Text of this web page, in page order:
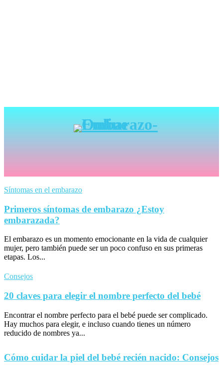
Síntomas en el embarazo
Primeros síntomas de embarazo ¿Estoy
embarazada?
El embarazo es un momento emocionante en la vida de cualquier
mujer, pero también puede ser un poco confuso en sus primeras
etapas. Los...
Consejos
20 claves para elegir el nombre perfecto del bebé
Encontrar el nombre perfecto para el bebé puede ser complicado.
Hay muchos para elegir, e incluso cuando tienes un número
reducido de nombres ya...
Cómo cuidar la piel del bebé recién nacido: Consejos